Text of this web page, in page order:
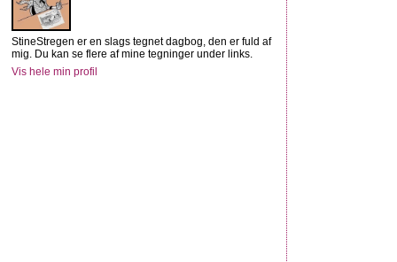
StineStregen er en slags tegnet dagbog, den er fuld af
mig. Du kan se flere af mine tegninger under links.
Vis hele min profil